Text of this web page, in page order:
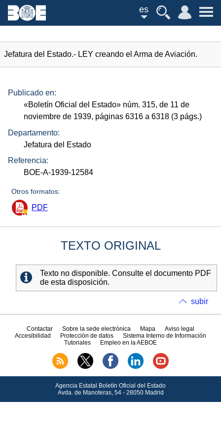
es
Jefatura del Estado.- LEY creando el Arma de Aviación.
Publicado en:
«Boletín Oficial del Estado» núm. 315, de 11 de
noviembre de 1939, páginas 6316 a 6318 (3 págs.)
Departamento:
Jefatura del Estado
Referencia:
BOE-A-1939-12584
Otros formatos:
PDF
TEXTO ORIGINAL
Texto no disponible. Consulte el documento PDF
de esta disposición.
subir
Contactar Sobre la sede electrónica Mapa
Aviso legal
Accesibilidad
Protección de datos
Sistema Interno de Información
Tutoriales
Empleo en la AEBOE
Agencia Estatal Boletín Oficial del Estado
Avda.de Manoteras, 54 - 28050 Madrid